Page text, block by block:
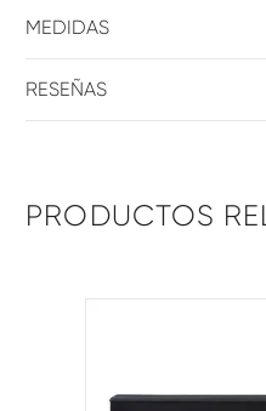
MEDIDAS
RESEÑAS
PRODUCTOS